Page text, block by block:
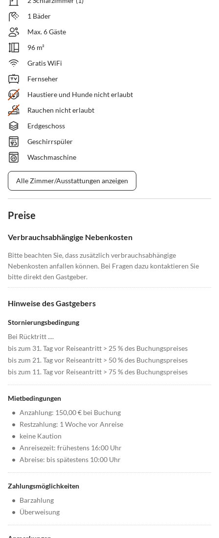
1 Bäder
Max. 6 Gäste
96 m²
Gratis WiFi
Fernseher
Haustiere und Hunde nicht erlaubt
Rauchen nicht erlaubt
Erdgeschoss
Geschirrspüler
Waschmaschine
Alle Zimmer/Ausstattungen anzeigen
Preise
Verbrauchsabhängige Nebenkosten
Bitte beachten Sie, dass zusätzlich verbrauchsabhängige
Nebenkosten anfallen können. Bei Fragen dazu kontaktieren Sie
bitte direkt den Gastgeber.
Hinweise des Gastgebers
Stornierungsbedingung
Bei Rücktritt ....
bis zum 31. Tag vor Reiseantritt > 25 % des Buchungspreises
bis zum 21. Tag vor Reiseantritt > 50 % des Buchungspreises
bis zum 11. Tag vor Reiseantritt > 75 % des Buchungspreises
Mietbedingungen
• Anzahlung: 150,00 € bei Buchung
• Restzahlung: 1 Woche vor Anreise
• keine Kaution
• Anreisezeit: frühestens 16:00 Uhr
• Abreise: bis spätestens 10:00 Uhr
Zahlungsmöglichkeiten
• Barzahlung
• Überweisung